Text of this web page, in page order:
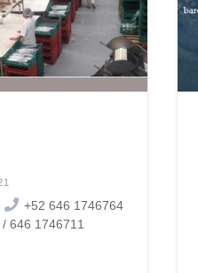
+52 646 1746764
/ 646 1746711